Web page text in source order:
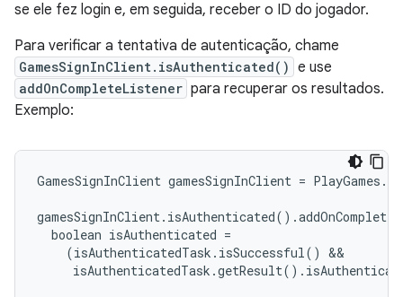
se ele fez login e, em seguida, receber o ID do jogador.
Para verificar a tentativa de autenticação, chame
GamesSignInClient.isAuthenticated() e use
addOnCompleteListener para recuperar os resultados.
Exemplo:
GamesSignInClient gamesSignInClient =
  boolean isAuthenticated =
    (isAuthenticatedTask.isSuccessful() &&